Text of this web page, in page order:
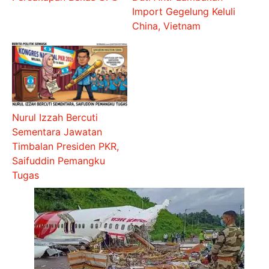
Import Gegelung Keluli
China, Vietnam
Nurul Izzah Bercuti
Sementara Jawatan
Timbalan Presiden PKR,
Saifuddin Pemangku
Tugas